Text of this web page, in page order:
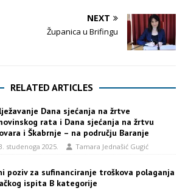
NEXT
Županica u Brifingu
RELATED ARTICLES
Dana sjećanja na žrtve
rata i Dana sjećanja na žrtvu
i Škabrnje – na području Baranje
studenoga 2025. Tamara Jednašić Gugić
poziv za sufinanciranje troškova polaganja
ispita B kategorije